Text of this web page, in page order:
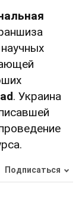
. Украина
Подписаться